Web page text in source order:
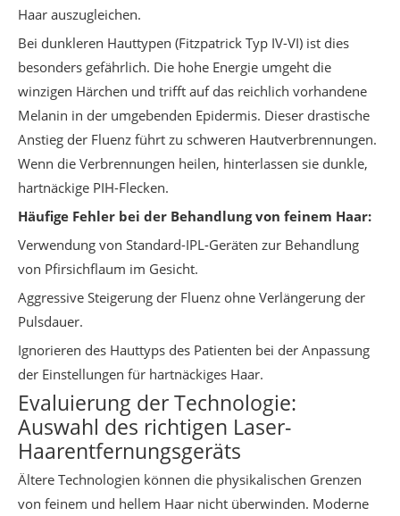
Haar auszugleichen.
Bei dunkleren Hauttypen (Fitzpatrick Typ IV-VI) ist dies
besonders gefährlich. Die hohe Energie umgeht die
winzigen Härchen und trifft auf das reichlich vorhandene
Melanin in der umgebenden Epidermis. Dieser drastische
Anstieg der Fluenz führt zu schweren Hautverbrennungen.
Wenn die Verbrennungen heilen, hinterlassen sie dunkle,
hartnäckige PIH-Flecken.
Häufige Fehler bei der Behandlung von feinem Haar:
Verwendung von Standard-IPL-Geräten zur Behandlung
von Pfirsichflaum im Gesicht.
Aggressive Steigerung der Fluenz ohne Verlängerung der
Pulsdauer.
Ignorieren des Hauttyps des Patienten bei der Anpassung
der Einstellungen für hartnäckiges Haar.
Evaluierung der Technologie:
Auswahl des richtigen Laser-
Haarentfernungsgeräts
Ältere Technologien können die physikalischen Grenzen
von feinem und hellem Haar nicht überwinden. Moderne